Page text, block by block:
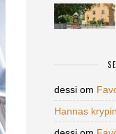
dessi om
Hannas krypin